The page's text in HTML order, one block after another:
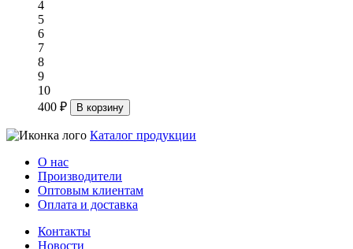
4
5
6
7
8
9
10
400 ₽
В корзину
Каталог продукции
О нас
Производители
Оптовым клиентам
Оплата и доставка
Контакты
Новости